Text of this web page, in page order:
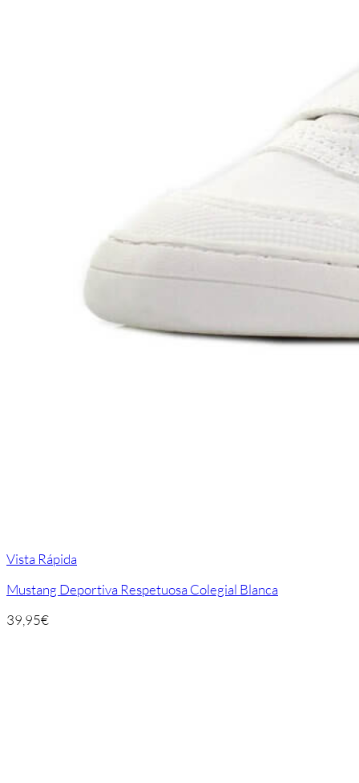
Vista Rápida
Mustang Deportiva Respetuosa Colegial Blanca
39,95€